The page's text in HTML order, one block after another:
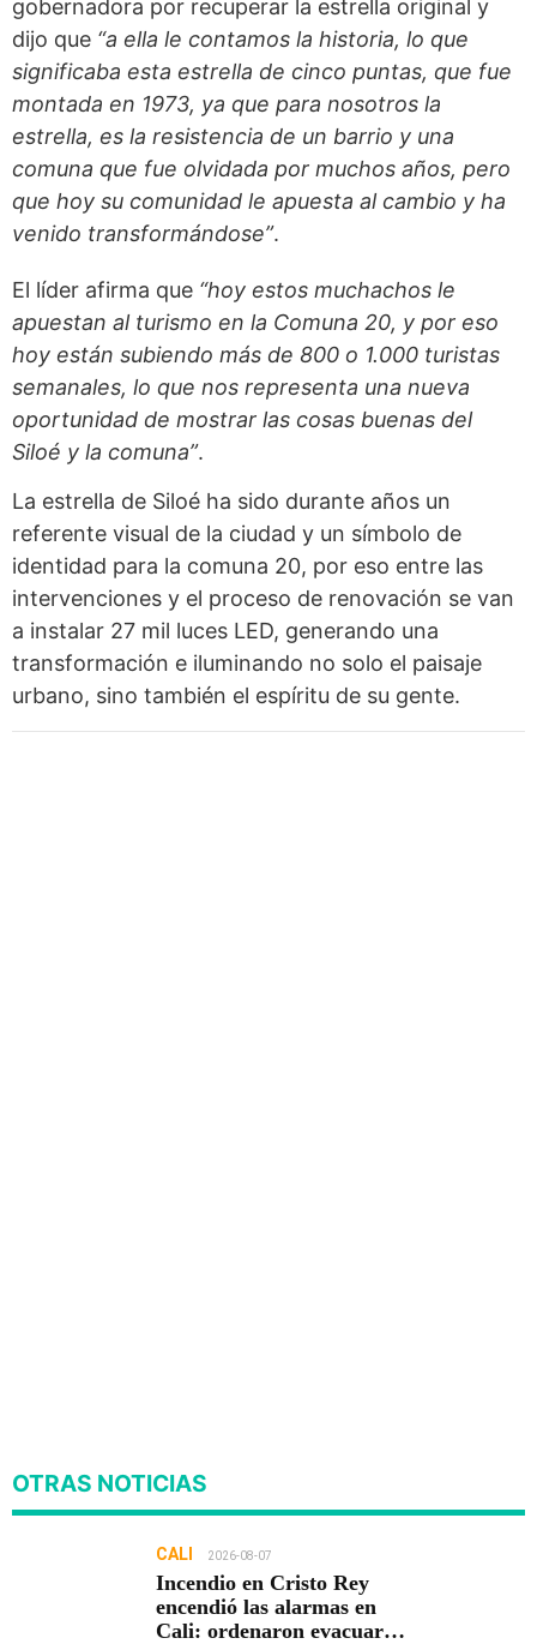
gobernadora por recuperar la estrella original y
dijo que “a ella le contamos la historia, lo que
significaba esta estrella de cinco puntas, que fue
montada en 1973, ya que para nosotros la
estrella, es la resistencia de un barrio y una
comuna que fue olvidada por muchos años, pero
que hoy su comunidad le apuesta al cambio y ha
venido transformándose”.
El líder afirma que “hoy estos muchachos le
apuestan al turismo en la Comuna 20, y por eso
hoy están subiendo más de 800 o 1.000 turistas
semanales, lo que nos representa una nueva
oportunidad de mostrar las cosas buenas del
Siloé y la comuna”.
La estrella de Siloé ha sido durante años un
referente visual de la ciudad y un símbolo de
identidad para la comuna 20, por eso entre las
intervenciones y el proceso de renovación se van
a instalar 27 mil luces LED, generando una
transformación e iluminando no solo el paisaje
urbano, sino también el espíritu de su gente.
OTRAS NOTICIAS
CALI 2026-08-07
Incendio en Cristo Rey
encendió las alarmas en
Cali: ordenaron evacuar